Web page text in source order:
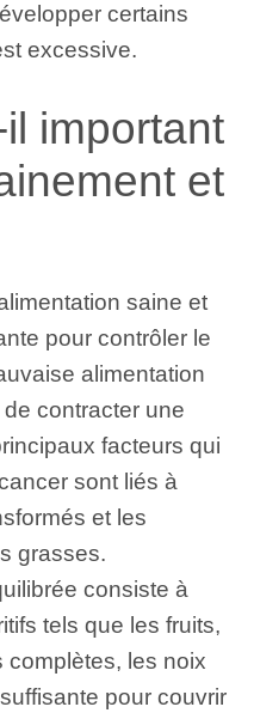
certains
excessive.
important
et
saine et
pour contrôler le
alimentation
contracter une
facteurs qui
sont liés à
et les
grasses.
consiste à
tels que les fruits,
complètes, les noix
pour couvrir